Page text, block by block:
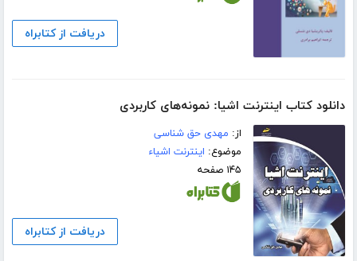
دریافت از کتابراه
دانلود کتاب اینترنت اشیا: نمونه‌های کاربردی
از: مهدی حق شناسی
موضوع: اینترنت اشیاء
۱۴۵ صفحه
دریافت از کتابراه